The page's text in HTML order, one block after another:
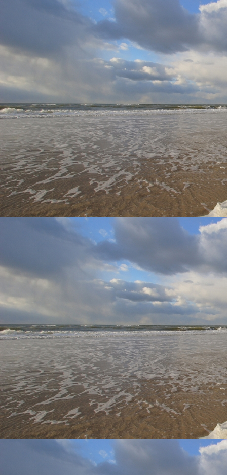
Zicht woonkamer